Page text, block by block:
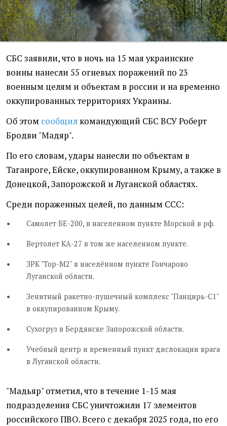
СБС заявили, что в ночь на 15 мая украинские
воины нанесли 55 огневых поражений по 23
военным целям и объектам в россии и на временно
оккупированных территориях Украины.
Об этом сообщил командующий СБС ВСУ Роберт
Бродви "Мадяр".
По его словам, удары нанесли по объектам в
Таганроге, Ейске, оккупированном Крыму, а также в
Донецкой, Запорожской и Луганской областях.
Среди пораженных целей, по данным ССС:
Самолет БЕ-200, в населенном пункте Морской в рф.
Вертолет КА-27 в том же населенном пункте.
ЗРК "Тор-М2" в населённом пункте Гончарово
Луганской области.
Зенитный ракетно-пушечный комплекс "Панцирь-С1"
в оккупированном Крыму.
Сухогруз в Бердянске Запорожской области.
Учебный центр и временный пункт дислокации врага
в Луганской области.
"Мадьяр" отметил, что в течение 1-15 мая
подразделения СБС уничтожили 17 элементов
российского ПВО. Всего с декабря 2025 года, по его